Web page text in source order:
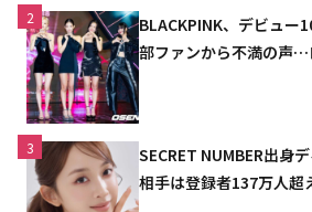
2
BLACKPINK、デビュー
部ファンから不満の声
3
SECRET NUMBER出身
相手は登録者137万人